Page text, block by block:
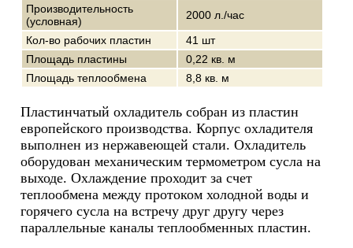
Производительность
(условная)
2000 л./час
Кол-во рабочих пластин
41 шт
Площадь пластины
0,22 кв. м
Площадь теплообмена
8,8 кв. м
Пластинчатый охладитель собран из пластин
европейского производства. Корпус охладителя
выполнен из нержавеющей стали. Охладитель
оборудован механическим термометром сусла на
выходе. Охлаждение проходит за счет
теплообмена между протоком холодной воды и
горячего сусла на встречу друг другу через
параллельные каналы теплообменных пластин.